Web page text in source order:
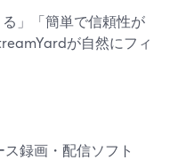
」「簡単で信頼性が
が自然にフィ
録画・配信ソフト